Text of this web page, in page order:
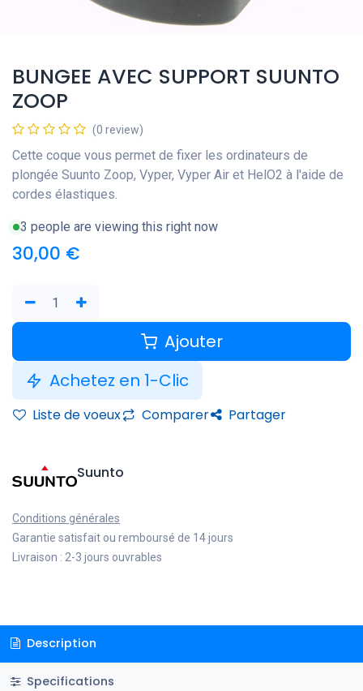
BUNGEE AVEC SUPPORT SUUNTO
ZOOP
(0 review)
Cette coque vous permet de fixer les ordinateurs de
plongée Suunto Zoop, Vyper, Vyper Air et HelO2 à l'aide de
cordes élastiques.
3 people are viewing this right now
30,00 €
Ajouter
Achetez en 1-Clic
Liste de voeux Comparer Partager
Suunto
Conditions générales
Garantie satisfait ou remboursé de 14 jours
Livraison : 2-3 jours ouvrables
Description
Specifications